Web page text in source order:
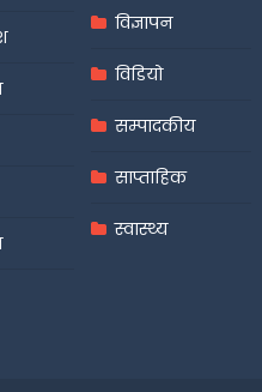
विज्ञापन
विडियो
सम्पादकीय
साप्ताहिक
स्वास्थ्य